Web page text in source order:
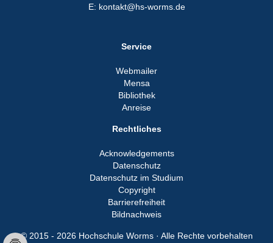
E: kontakt@hs-worms.de
Service
Webmailer
Mensa
Bibliothek
Anreise
Rechtliches
Acknowledgements
Datenschutz
Datenschutz im Studium
Copyright
Barrierefreiheit
Bildnachweis
© 2015 - 2026 Hochschule Worms · Alle Rechte vorbehalten